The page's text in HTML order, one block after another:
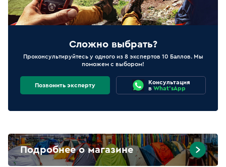
Сложно выбрать?
Проконсультируйтесь у одного из 8 экспертов 10 Баллов. Мы
поможем с выбором!
Позвонить эксперту
Консультация
в What'sApp
Подробнее о магазине